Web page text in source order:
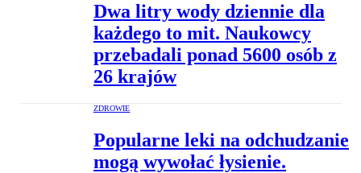
Dwa litry wody dziennie dla
każdego to mit. Naukowcy
przebadali ponad 5600 osób z
26 krajów
ZDROWIE
Popularne leki na odchudzanie
mogą wywołać łysienie.